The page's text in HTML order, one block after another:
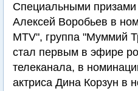
Специальными
Алексей Воробьев в
MTV", группа "Муммий
стал первым в эфире
телеканала, в
актриса Дина Корзун в